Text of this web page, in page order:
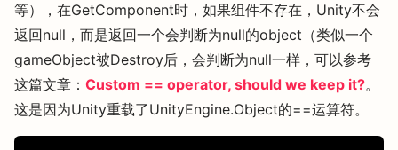
等），在GetComponent时，如果组件不存在，Unity不会
返回null，而是返回一个会判断为null的object（类似一个
gameObject被Destroy后，会判断为null一样，可以参考
这篇文章： Custom == operator, should we keep it?。
这是因为Unity重载了UnityEngine.Object的==运算符。